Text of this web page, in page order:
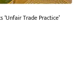
Trade Practice’